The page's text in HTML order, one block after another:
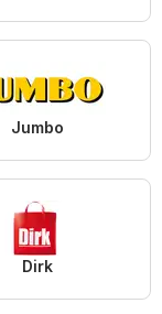
Jumbo
Dirk